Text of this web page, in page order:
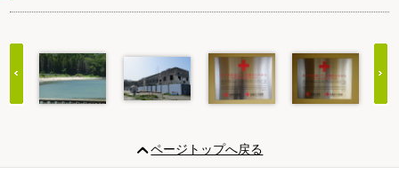
20
ページトップへ戻る